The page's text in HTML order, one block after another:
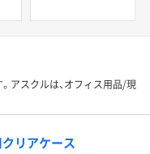
アスクルは、オフィス用品/現
クリアケース